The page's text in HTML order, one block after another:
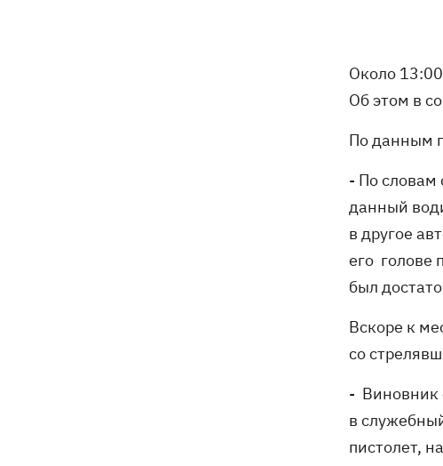
Около
Об этом в
По данным
- По словам
данный
в другое
его голове
был
Вскоре к
со
- Виновник
в
пистолет,